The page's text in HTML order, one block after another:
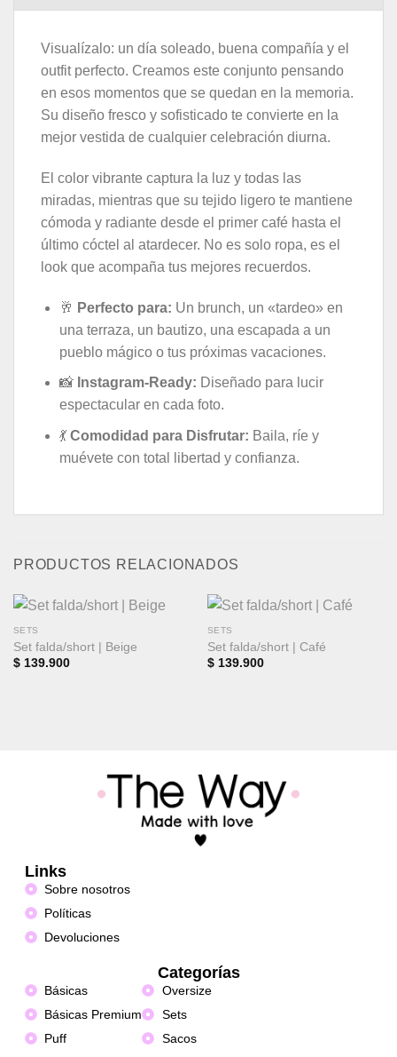
Visualízalo: un día soleado, buena compañía y el
outfit perfecto. Creamos este conjunto pensando
en esos momentos que se quedan en la memoria.
Su diseño fresco y sofisticado te convierte en la
mejor vestida de cualquier celebración diurna.
El color vibrante captura la luz y todas las
miradas, mientras que su tejido ligero te mantiene
cómoda y radiante desde el primer café hasta el
último cóctel al atardecer. No es solo ropa, es el
look que acompaña tus mejores recuerdos.
🥂 Perfecto para: Un brunch, un «tardeo» en
una terraza, un bautizo, una escapada a un
pueblo mágico o tus próximas vacaciones.
📸 Instagram-Ready: Diseñado para lucir
espectacular en cada foto.
💃 Comodidad para Disfrutar: Baila, ríe y
muévete con total libertad y confianza.
PRODUCTOS RELACIONADOS
SETS
Set falda/short | Beige
$139.900
SETS
Set falda/short | Café
$139.900
Links
Sobre nosotros
Políticas
Devoluciones
Categorías
Básicas
Básicas Premium
Puff
Oversize
Sets
Sacos